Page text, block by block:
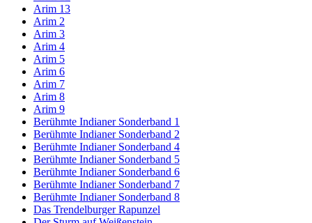
Arim 13
Arim 2
Arim 3
Arim 4
Arim 5
Arim 6
Arim 7
Arim 8
Arim 9
Berühmte Indianer Sonderband 1
Berühmte Indianer Sonderband 2
Berühmte Indianer Sonderband 4
Berühmte Indianer Sonderband 5
Berühmte Indianer Sonderband 6
Berühmte Indianer Sonderband 7
Berühmte Indianer Sonderband 8
Das Trendelburger Rapunzel